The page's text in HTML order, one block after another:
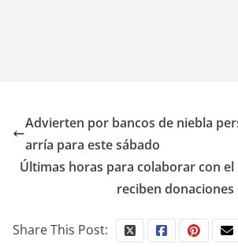
Advierten por bancos de niebla
arría para este sábado
Últimas horas para colaborar con
reciben donaciones
Share This Post: